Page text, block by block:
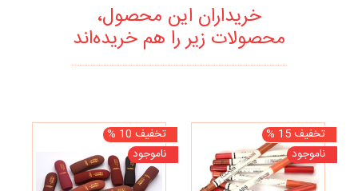
خریداران این محصول،
محصولات زیر را هم خریده‌اند
تخفیف 15 %
ناموجود
تخفیف 10 %
ناموجود